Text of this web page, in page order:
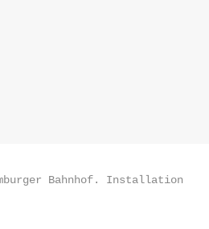
Bahnhof. Installation